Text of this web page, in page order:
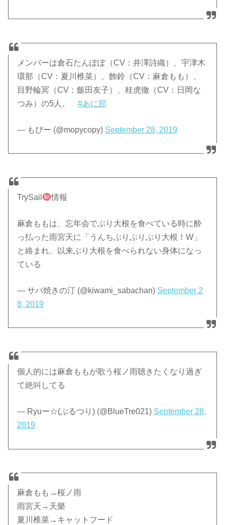
メンバーは倉石たんぽぽ（CV：井澤詩織）、宇津木
環那（CV：夏川椎菜）、飾鈴（CV：麻倉もも）、
目野輪冥（CV：飯田友子）、桂虎徹（CV：日岡な
つみ）の5人。#あに部
— もぴー (@mopycopy) September 28, 2019
TrySail 情報
麻倉ももは、忘年会でぶり大根を食べている時に酔
っ払った雨宮天に「うんちぶりぶりぶり大根！W」
と絡まれ、以来ぶり大根を食べられない身体になっ
ている
— サバ焼きの汀 (@kiwami_sabachan) September 2
8, 2019
個人的には麻倉ももが歌う桜ノ雨聴きたくなり過ぎ
て絶叫してる
— Ryuー☆(ぶるつり) (@BlueTre021) September 28,
2019
麻倉もも→桜ノ雨
雨宮天→天樂
夏川椎菜→キャットフード